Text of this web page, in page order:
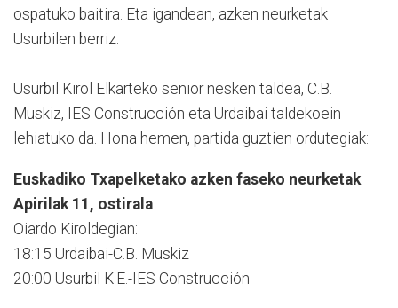
ospatuko baitira. Eta igandean, azken neurketak
Usurbilen berriz.
Usurbil Kirol Elkarteko senior nesken taldea, C.B.
Muskiz, IES Construcción eta Urdaibai taldekoein
lehiatuko da. Hona hemen, partida guztien ordutegiak:
Euskadiko Txapelketako azken faseko neurketak
Apirilak 11, ostirala
Oiardo Kiroldegian:
18:15 Urdaibai-C.B. Muskiz
20:00 Usurbil K.E.-IES Construcción